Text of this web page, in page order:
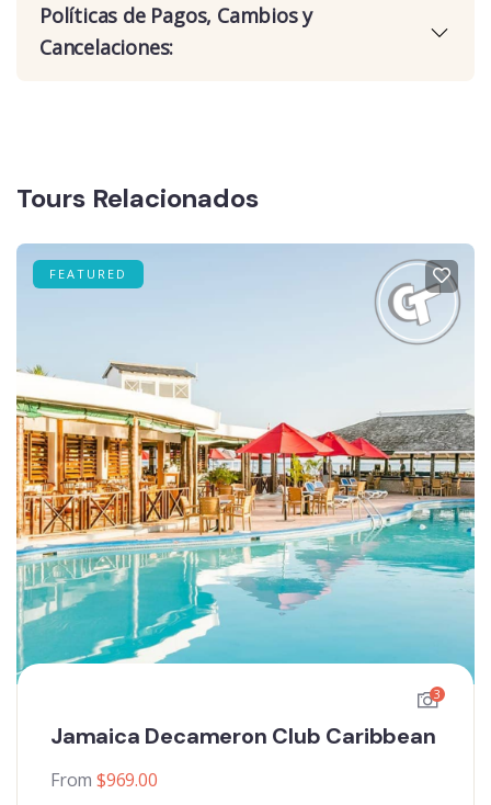
Políticas de Pagos, Cambios y
Cancelaciones:
Tours Relacionados
FEATURED
3
Jamaica Decameron Club Caribbean
From $969.00